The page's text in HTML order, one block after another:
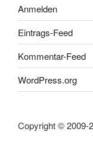
Anmelden
Eintrags-Feed
Kommentar-Feed
WordPress.org
Copyright © 2009-